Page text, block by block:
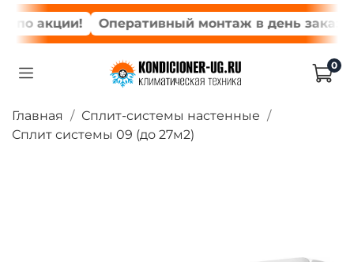
акции! Оперативный монтаж в день заказа*
0
Главная
Сплит-системы настенные
Сплит системы 09 (до 27м2)